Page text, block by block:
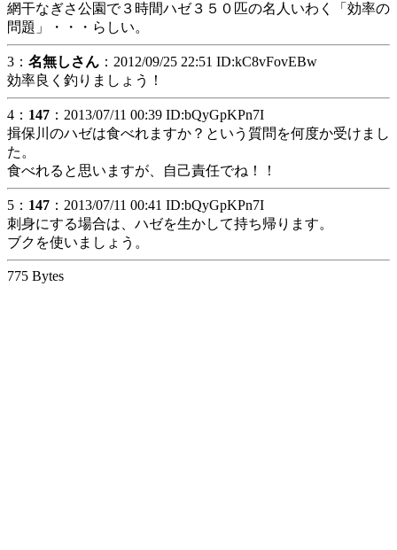
網干なぎさ公園で３時間ハゼ３５０匹の名人いわく「効率の
問題」・・・らしい。
3： 名無しさん ：2012/09/25 22:51 ID:kC8vFovEBw
効率良く釣りましょう！
4： 147 ：2013/07/11 00:39 ID:bQyGpKPn7I
揖保川のハゼは食べれますか？という質問を何度か受けまし
た。
食べれると思いますが、自己責任でね！！
5： 147 ：2013/07/11 00:41 ID:bQyGpKPn7I
刺身にする場合は、ハゼを生かして持ち帰ります。
ブクを使いましょう。
775 Bytes